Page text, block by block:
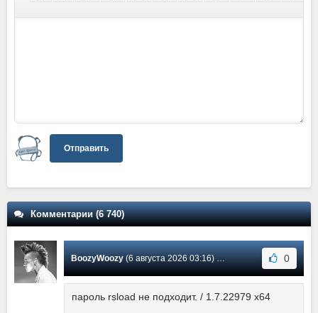
Отправить
Комментарии (6 740)
BoozyWoozy(6 августа 2026 03:16) Сообщение #5755 0
пароль rsload не подходит. / 1.7.22979 x64